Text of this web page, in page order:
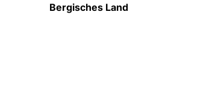
Bergisches Land